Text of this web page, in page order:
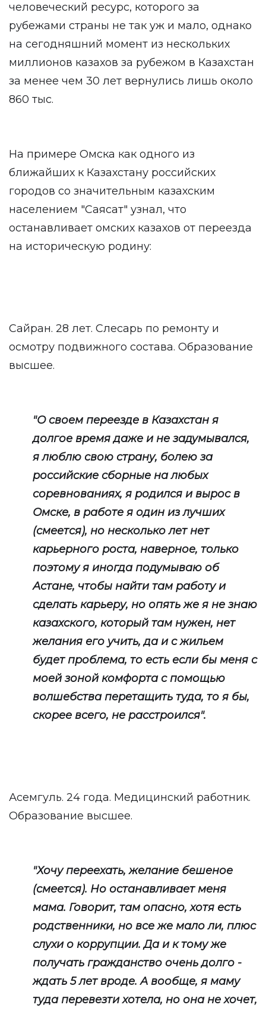
человеческий ресурс, которого за
рубежами страны не так уж и мало, однако
на сегодняшний момент из нескольких
миллионов казахов за рубежом в Казахстан
за менее чем 30 лет вернулись лишь около
860 тыс.
На примере Омска как одного из
ближайших к Казахстану российских
городов со значительным казахским
населением "Саясат" узнал, что
останавливает омских казахов от переезда
на историческую родину:
Сайран. 28 лет. Слесарь по ремонту и
осмотру подвижного состава. Образование
высшее.
"О своем переезде в Казахстан я
долгое время даже и не задумывался,
я люблю свою страну, болею за
российские сборные на любых
соревнованиях, я родился и вырос в
Омске, в работе я один из лучших
(смеется), но несколько лет нет
карьерного роста, наверное, только
поэтому я иногда подумываю об
Астане, чтобы найти там работу и
сделать карьеру, но опять же я не знаю
казахского, который там нужен, нет
желания его учить, да и с жильем
будет проблема, то есть если бы меня с
моей зоной комфорта с помощью
волшебства перетащить туда, то я бы,
скорее всего, не расстроился".
Асемгуль. 24 года. Медицинский работник.
Образование высшее.
"Хочу переехать, желание бешеное
(смеется). Но останавливает меня
мама. Говорит, там опасно, хотя есть
родственники, но все же мало ли, плюс
слухи о коррупции. Да и к тому же
получать гражданство очень долго -
ждать 5 лет вроде. А вообще, я маму
туда перевезти хотела, но она не хочет,